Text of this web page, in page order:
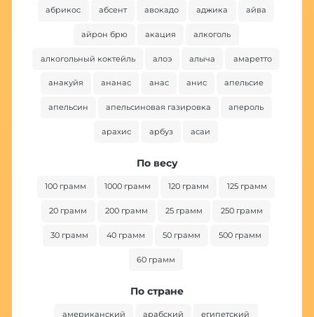
абрикос абсент авокадо аджика айва
айрон брю акация алкоголь
алкогольный коктейль алоэ алыча амаретто
анакуйя ананас анас анис апельсие
апельсин апельсиновая газировка апероль
арахис арбуз асаи
По весу
100 грамм 1000 грамм 120 грамм 125 грамм
20 грамм 200 грамм 25 грамм 250 грамм
30 грамм 40 грамм 50 грамм 500 грамм
60 грамм
По стране
американский арабский египетский